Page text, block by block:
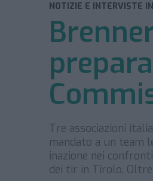
NOTIZIE E INTERVISTE
Tre associazioni
mandato a un team
inazione nei
dei tir in Tirolo.